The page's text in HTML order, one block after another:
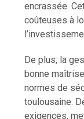
encrassée.
coûteuses à
De plus, la
bonne
normes de
toulousaine.
exigences,